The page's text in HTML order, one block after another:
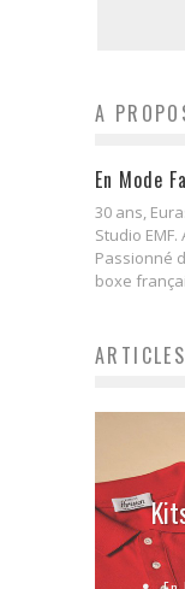
A
En Mode
30 ans,
Studio
Passionné
boxe